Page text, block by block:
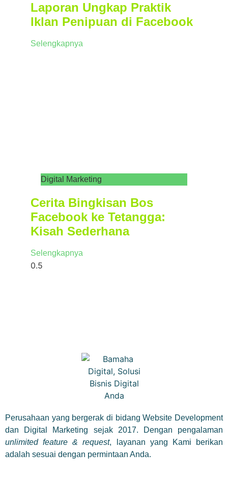
Laporan Ungkap Praktik
Iklan Penipuan di Facebook
Selengkapnya
Digital Marketing
Cerita Bingkisan Bos
Facebook ke Tetangga:
Kisah Sederhana
Selengkapnya
Perusahaan yang bergerak di bidang Website Development
dan Digital Marketing sejak 2017. Dengan pengalaman
unlimited feature & request, layanan yang Kami berikan
adalah sesuai dengan permintaan Anda.